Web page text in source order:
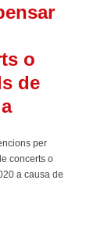
o
de
per
concerts o
a causa de